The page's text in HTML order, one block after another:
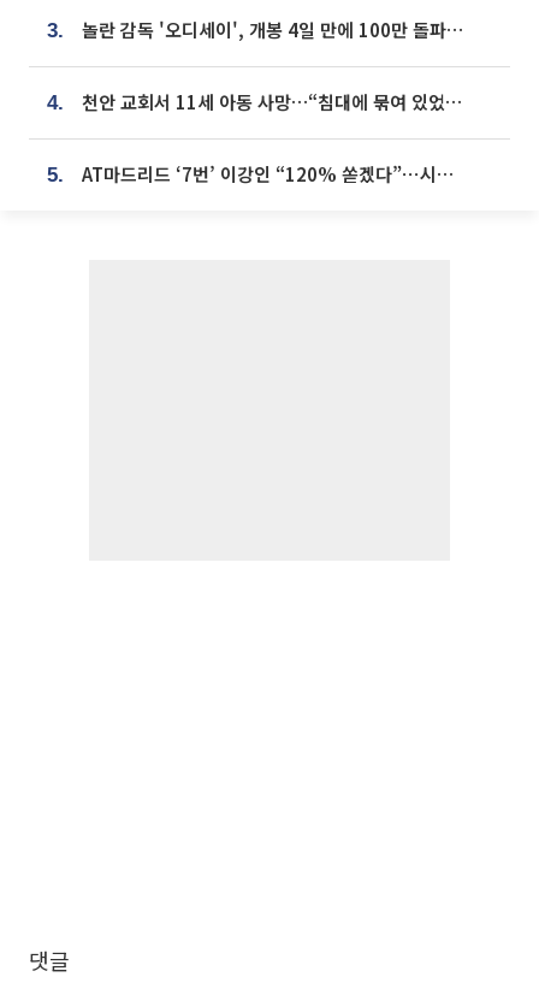
3. 놀란 감독 '오디세이', 개봉 4일 만에 100만 돌파⋯'왕사남' 보다 빠르다
4. 천안 교회서 11세 아동 사망…“침대에 묶여 있었다” 진술 확보
5. AT마드리드 ‘7번’ 이강인 “120% 쏟겠다”⋯시메오네 감독 “필요한 선수”
댓글